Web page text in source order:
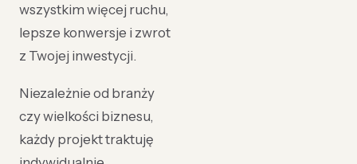
wszystkim więcej ruchu,
lepsze konwersje i zwrot
z Twojej inwestycji.
Niezależnie od branży
czy wielkości biznesu,
każdy projekt traktuję